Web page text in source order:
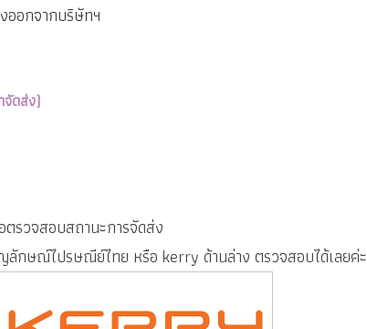
ออกจากบริษัทฯ
จัดส่ง)
รวจสอบสถานะการจัดส่ง
กษณ์ไปรษณีย์ไทย หรือ kerry ด้านล่าง ตรวจสอบได้เลยค่ะ